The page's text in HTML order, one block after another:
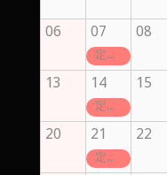
06 07
定休日
08
13 14
定休日
15
20 21
定休日
22